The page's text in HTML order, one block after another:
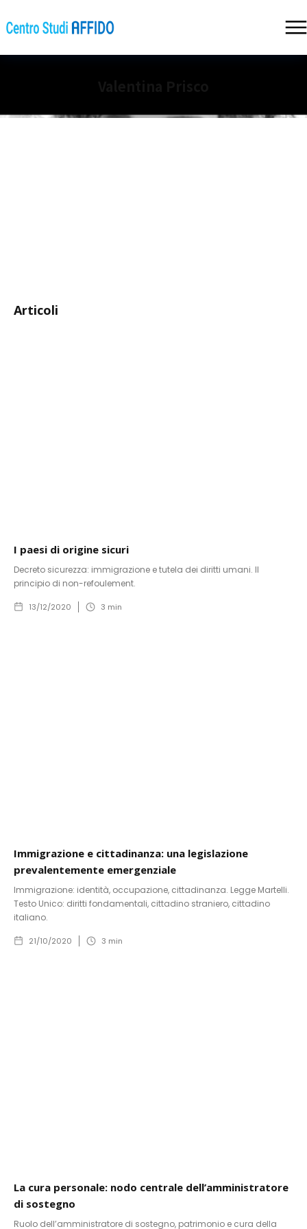
Articoli
I paesi di origine sicuri
Decreto sicurezza: immigrazione e tutela dei diritti umani. Il
principio di non-refoulement.
13/12/2020 3 min
Immigrazione e cittadinanza: una legislazione
prevalentemente emergenziale
Immigrazione: identità, occupazione, cittadinanza. Legge Martelli.
Testo Unico: diritti fondamentali, cittadino straniero, cittadino
italiano.
21/10/2020 3 min
La cura personale: nodo centrale dell’amministratore
di sostegno
Ruolo dell’amministratore di sostegno, patrimonio e cura della